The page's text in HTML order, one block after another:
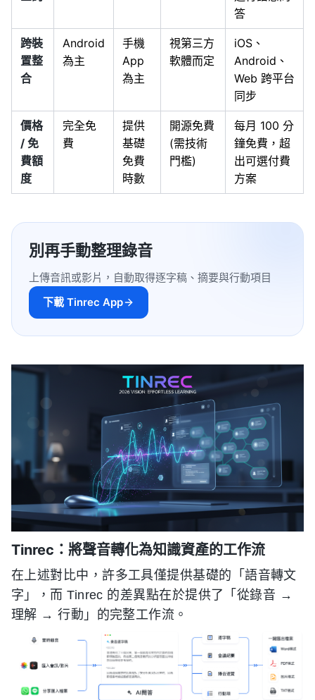
答
跨裝
置整
合
Android
為主
手機
App
為主
視第三方
軟體而定
iOS、
Android、
Web 跨平台
同步
價格
/ 免
費額
度
完全免
費
提供
基礎
免費
時數
開源免費
(需技術
門檻)
每月 100 分
鐘免費，超
出可選付費
方案
別再手動整理錄音
上傳音訊或影片，自動取得逐字稿、摘要與行動項目
下載 Tinrec App
Tinrec：將聲音轉化為知識資產的工作流
在上述對比中，許多工具僅提供基礎的「語音轉文
字」，而 Tinrec 的差異點在於提供了「從錄音 →
理解 → 行動」的完整工作流。